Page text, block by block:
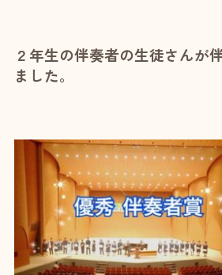
２年生の伴奏者の生徒さんが
ました。